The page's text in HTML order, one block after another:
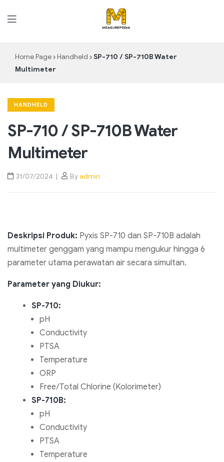
Home Page Handheld
SP-710 / SP-710B Water
Multimeter
HANDHELD
SP-710 / SP-710B Water
Multimeter
31/07/2024 Byadmin
Deskripsi Produk: Pyxis SP-710 dan SP-710B adalah
multimeter genggam yang mampu mengukur hingga 6
parameter utama perawatan air secara simultan.
Parameter yang Diukur:
SP-710:
pH
Conductivity
PTSA
Temperature
ORP
Free/Total Chlorine (Kolorimeter)
SP-710B:
pH
Conductivity
PTSA
Temperature